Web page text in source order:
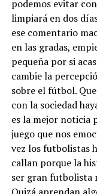
podemos evitar
limpiará en dos
ese comentario
en las gradas,
pequeña por si
cambie la
sobre el fútbol.
con la sociedad
es la mejor noticia
juego que nos
vez los futbolistas
callan porque la
ser gran futbolista